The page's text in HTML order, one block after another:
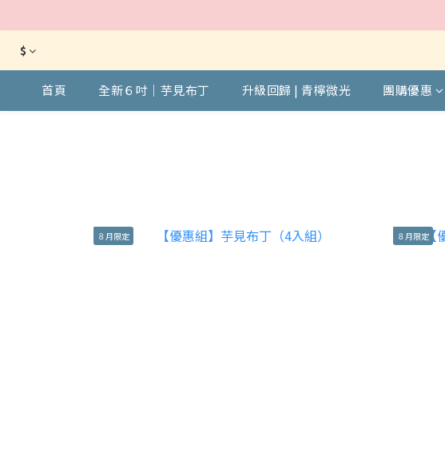
$
首頁 全新６吋｜芋見布丁 升級回歸 | 青檸微光 團購優惠
８月限定 ８月限定